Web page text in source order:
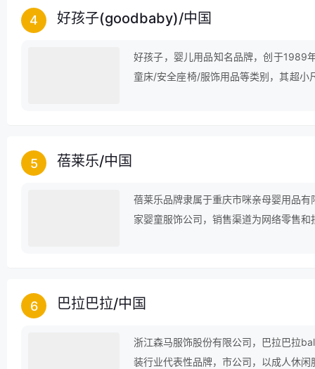
4 好孩子(goodbaby)/中国
好孩子，婴儿用品知名品牌，创于1989
童床/安全座椅/服饰用品等类别，其超小
5 蓓莱乐/中国
蓓莱乐品牌隶属于重庆市咪亲母婴用品
家婴童服饰公司，销售渠道为网络零售
6 巴拉巴拉/中国
浙江森马服饰股份有限公司，巴拉巴拉
装行业代表性品牌，市公司，以成人休